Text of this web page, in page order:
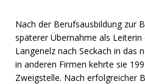
Nach der Berufsausbildung zur
späterer Übernahme als
Langenelz nach Seckach in das
in anderen Firmen kehrte sie
Zweigstelle. Nach erfolgreicher